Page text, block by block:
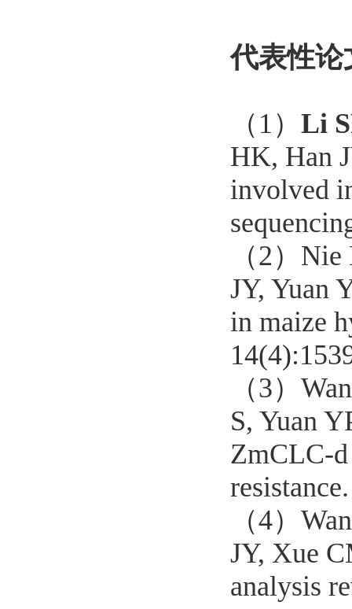
代表性论
（1） Li
HK, Han
involved
（2） Nie
JY, Yuan
in maize
（3）
S, Yuan
ZmCLC-d
（4）
JY, Xue
analysis